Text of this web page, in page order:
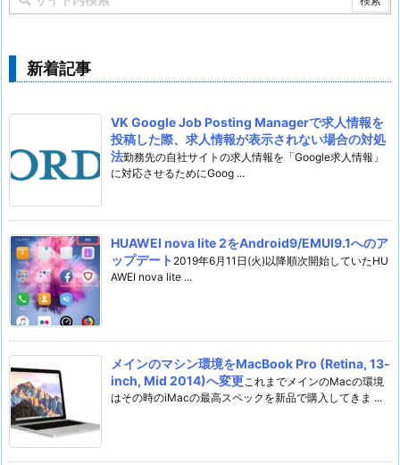
新着記事
VK Google Job Posting Managerで求人情報を
投稿した際、求人情報が表示されない場合の対処
法勤務先の自社サイトの求人情報を「Google求人情報」
に対応させるためにGoog ...
HUAWEI nova lite 2をAndroid9/EMUI9.1へのア
ップデート 2019年6月11日(火)以降順次開始していたHU
AWEI nova lite ...
メインのマシン環境をMacBook Pro (Retina, 13-
inch, Mid 2014)へ変更これまでメインのMacの環境
はその時のiMacの最高スペックを新品で購入してきま ...